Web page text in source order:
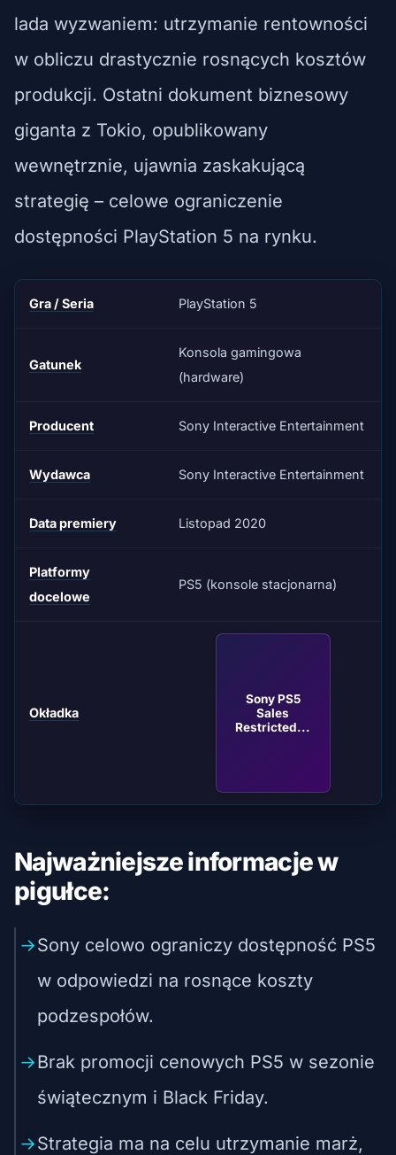
lada wyzwaniem: utrzymanie rentowności
w obliczu drastycznie rosnących kosztów
produkcji. Ostatni dokument biznesowy
giganta z Tokio, opublikowany
wewnętrznie, ujawnia zaskakującą
strategię – celowe ograniczenie
dostępności PlayStation 5 na rynku.
Gra / Seria PlayStation 5
Gatunek
Konsola gamingowa
(hardware)
Producent Sony Interactive Entertainment
Wydawca Sony Interactive Entertainment
Data premiery Listopad 2020
Platformy
docelowe
PS5 (konsole stacjonarna)
Okładka
Sony PS5
Sales
Restricted...
Najważniejsze informacje w
pigułce:
Sony celowo ograniczy dostępność PS5
w odpowiedzi na rosnące koszty
podzespołów.
Brak promocji cenowych PS5 w sezonie
świątecznym i Black Friday.
Strategia ma na celu utrzymanie marż,